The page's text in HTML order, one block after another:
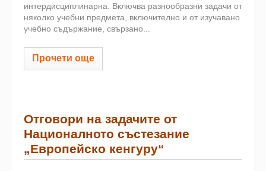
интердисциплинарна. Включва разнообразни задачи от
няколко учебни предмета, включително и от изучавано
учебно съдържание, свързано...
Прочети още
Отговори на задачите от
Националното състезание
„Европейско кенгуру“